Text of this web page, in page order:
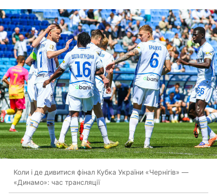
Коли і де дивитися фінал Кубка України «Чернігів» —
«Динамо»: час трансляції